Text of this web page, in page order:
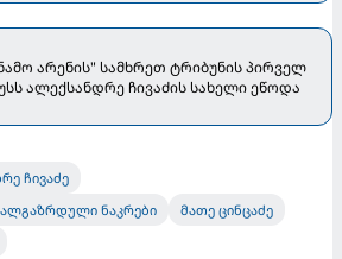
მიუძღვით, აი, იმ თაობის
ვერგამოყენებაში..." - რა
და დავით ყიფიანზე?
არენის" სამხრეთ ტრიბუნის პირველ
ალექსანდრე ჩივაძის სახელი ეწოდა
ჩივაძე
ნაკრები
მათე ცინცაძე